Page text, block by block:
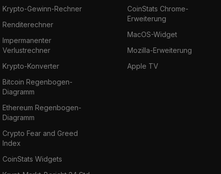
Krypto-Gewinn-Rechner
Renditerechner
Impermanenter
Verlustrechner
Krypto-Konverter
Bitcoin Regenbogen-
Diagramm
Ethereum Regenbogen-
Diagramm
Crypto Fear and Greed
Index
CoinStats Widgets
CoinStats Chrome-
Erweiterung
MacOS-Widget
Mozilla-Erweiterung
Apple TV